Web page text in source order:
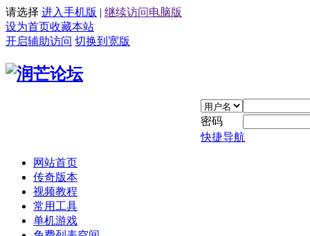
请选择 进入手机版 | 继续访问电脑版
设为首页收藏本站
开启辅助访问 切换到宽版
密码
快捷导航
网站首页
传奇版本
视频教程
常用工具
单机游戏